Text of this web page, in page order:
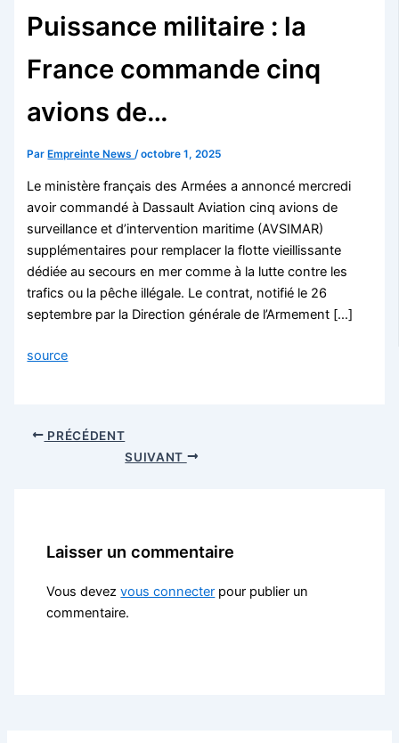
Puissance militaire : la
France commande cinq
avions de…
Par Empreinte News/octobre 1, 2025
Le ministère français des Armées a annoncé mercredi
avoir commandé à Dassault Aviation cinq avions de
surveillance et d’intervention maritime (AVSIMAR)
supplémentaires pour remplacer la flotte vieillissante
dédiée au secours en mer comme à la lutte contre les
trafics ou la pêche illégale. Le contrat, notifié le 26
septembre par la Direction générale de l’Armement […]
source
PRÉCÉDENT
SUIVANT
Laisser un commentaire
Vous devezvous connecter pour publier un
commentaire.